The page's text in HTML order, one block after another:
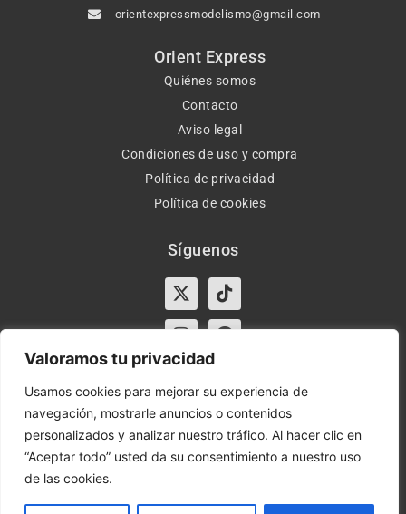
Valoramos tu privacidad
Usamos cookies para mejorar su experiencia de
navegación, mostrarle anuncios o contenidos
personalizados y analizar nuestro tráfico. Al hacer clic en
“Aceptar todo” usted da su consentimiento a nuestro uso
de las cookies.
orientexpressmodelismo@gmail.com
Orient Express
Quiénes somos
Contacto
Aviso legal
Condiciones de uso y compra
Política de privacidad
Política de cookies
Síguenos
X-
twitter
Tiktok
InstagramFacebook
Horario:
Lun-Vie de 10:00-13:30 y 17:00-20:00 – Sáb de
10:00-13:30
Orient Express | Copyright 2021 © Todos los derechos
reservados.